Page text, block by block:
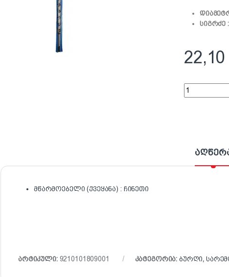
სიგრძე
22,10
Premier-ის
მწარმოებელი (ქვეყანა) : ჩინეთი
არტიკული: 9210101809001 კატეგორია: ბურღი,